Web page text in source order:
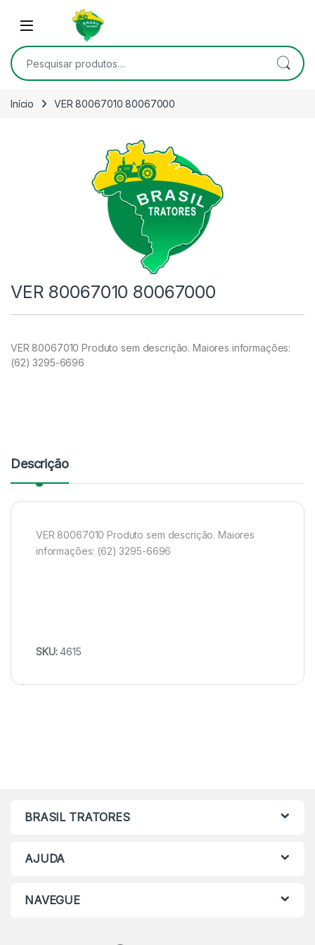
Skip to navigation
Open
Pesquisar por:
Início VER 80067010 80067000
VER 80067010 80067000
VER 80067010 Produto sem descrição. Maiores informações:
(62) 3295-6696
Descrição
VER 80067010 Produto sem descrição. Maiores
informações: (62) 3295-6696
SKU:4615
BRASIL TRATORES
AJUDA
NAVEGUE